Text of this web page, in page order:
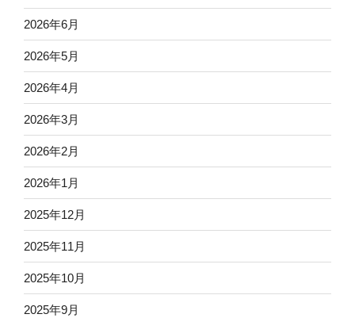
2026年6月
2026年5月
2026年4月
2026年3月
2026年2月
2026年1月
2025年12月
2025年11月
2025年10月
2025年9月